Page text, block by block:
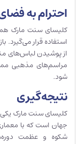
احترام به
کلیسای سنت مارک
استفاده قرار می‌گیرد.
از پوشیدن لباس‌های
مراسم‌های مذهبی
شود.
نتیجه‌گیری
کلیسای سنت مارک یکی
جهان است که با
شکوه و عظمت